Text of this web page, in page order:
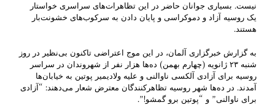
نیست. بسیاری جوانان حاضر در این تظاهرات‌های سراسری خواستار
یک روسیه آزاد و دموکراسی و پایان دادن به سرکوب‌های خشونت‌بار
هستند.
به گزارش خبرگزاری آلمان، در این موج اعتراضی تاکنون بی‌نظیر در روز
شنبه ۲۳ ژانویه (چهارم بهمن) ده‌ها هزار نفر از شهروندان در سراسر
روسیه برای آزادی آلکسی ناوالنی و علیه ولادیمیر پوتین به خیابان‌ها
آمدند. در ده‌ها شهر روسیه تظاهرکنندگان معترض شعار می‌دهند: “آزادی
برای ناوالنی” و “پوتین برو گمشو!”.